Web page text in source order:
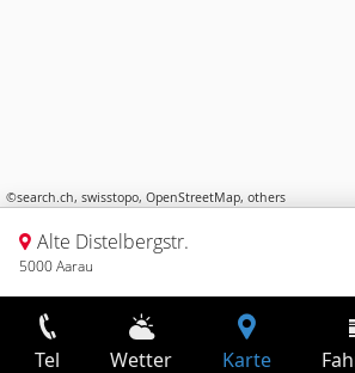
©search.ch, swisstopo, OpenStreetMap, others
Alte Distelbergstr.
5000 Aarau
Tel Wetter Karte